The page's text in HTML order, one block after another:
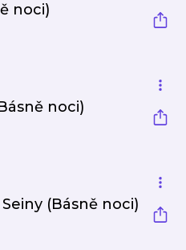
noci)
noci)
(Básně noci)